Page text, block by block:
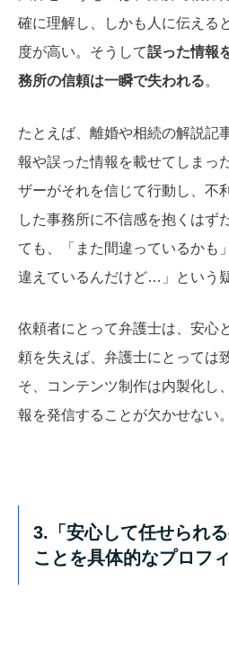
確に理解し、しかも人に伝える
度が高い。そうして誤った情報
務所の信頼は一瞬で失われる。
たとえば、離婚や相続の解説記
報や誤った情報を載せてしまっ
ザーがそれを信じて行動し、不
した事務所に不信感を抱くはず
ても、「また間違っているかも
違えているんだけど…」という
依頼者にとって弁護士は、安心
頼を失えば、弁護士にとっては
そ、コンテンツ制作は内製化し
報を発信することが欠かせない。
3.「安心して任せられ
ことを具体的なプロフ